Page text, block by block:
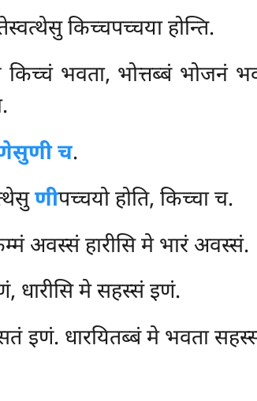
किच्चपच्चया होन्ति.
भवता, भोत्तब्बं भोजनं
णी च.
णीपच्चयो होति, किच्चा च.
अवस्सं हारीसि मे भारं अवस्सं.
धारीसि मे सहस्सं इणं.
इणं. धारयितब्बं मे भवता